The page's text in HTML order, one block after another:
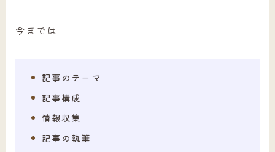
今までは
記事のテーマ
記事構成
情報収集
記事の執筆